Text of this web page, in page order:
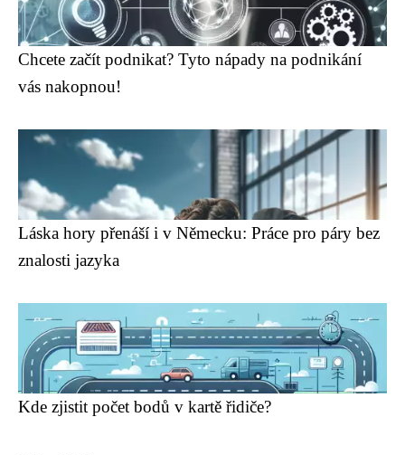
Chcete začít podnikat? Tyto nápady na podnikání
vás nakopnou!
Láska hory přenáší i v Německu: Práce pro páry bez
znalosti jazyka
Kde zjistit počet bodů v kartě řidiče?